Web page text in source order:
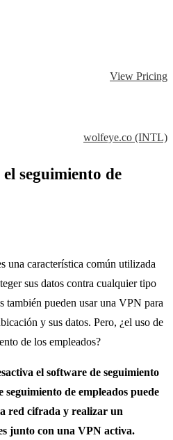
View Pricing
wolfeye.co (INTL)
seguimiento de
una característica común utilizada
sus datos contra cualquier tipo
también pueden usar una VPN para
y sus datos. Pero, ¿el uso de
de los empleados?
el software de seguimiento
seguimiento de empleados puede
red cifrada y realizar un
junto con una VPN activa.